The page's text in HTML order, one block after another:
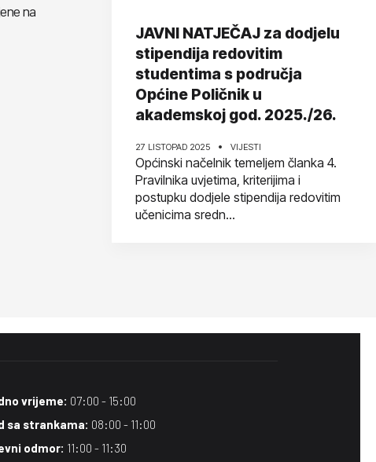
na
JAVNI NATJEČAJ za dodjelu
stipendija redovitim
studentima s područja
Općine Poličnik u
akademskoj god. 2025./26.
27 LISTOPAD 2025 VIJESTI
Općinski načelnik temeljem članka 4.
Pravilnika uvjetima, kriterijima i
postupku dodjele stipendija redovitim
učenicima sredn...
vrijeme: 07:00 - 15:00
sa strankama: 08:00 - 11:00
odmor: 11:00 - 11:30